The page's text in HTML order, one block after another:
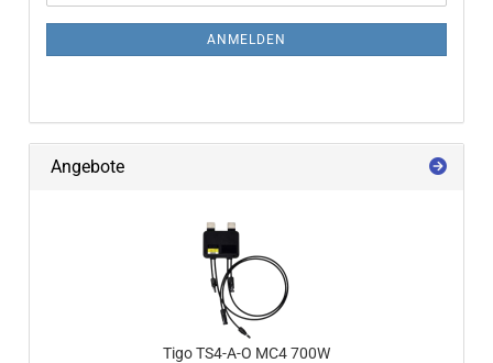
ANMELDEN
Angebote
Tigo TS4-​A-O MC4 700W